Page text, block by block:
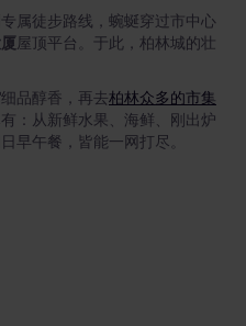
属徒步路线，蜿蜒穿过市中心
屋顶平台。于此，柏林城的壮
细品醇香，再去柏林众多的市集
：从新鲜水果、海鲜、刚出炉
早午餐，皆能一网打尽。